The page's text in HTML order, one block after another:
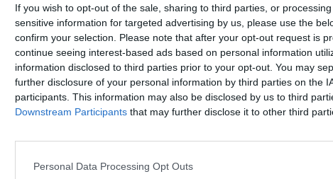
If you wish to opt-out of the sale, sharing to third parties, or
sensitive information for targeted advertising by us, please use the
confirm your selection. Please note that after your opt-out request is
continue seeing interest-based ads based on personal information
information disclosed to third parties prior to your opt-out. You may
further disclosure of your personal information by third parties on the
participants. This information may also be disclosed by us to third
Downstream Participants that may further disclose it to other third
Personal Data Processing Opt Outs